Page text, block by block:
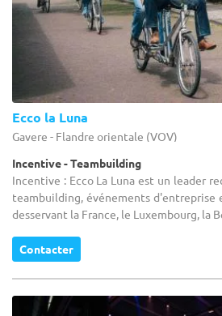
Ecco la Luna
Gavere - Flandre orientale (VOV)
Incentive - Teambuilding
Incentive : Ecco La Luna est un leader
teambuilding, événements d'entreprise
desservant la France, le Luxembourg, la
Contacter